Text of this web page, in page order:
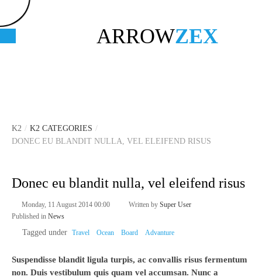
ARROWZEX
K2 / K2 CATEGORIES /
DONEC EU BLANDIT NULLA, VEL ELEIFEND RISUS
Donec eu blandit nulla, vel eleifend risus
Monday, 11 August 2014 00:00 Written by Super User
Published in News
Tagged under Travel Ocean Board Advanture
Suspendisse blandit ligula turpis, ac convallis risus fermentum
non. Duis vestibulum quis quam vel accumsan. Nunc a